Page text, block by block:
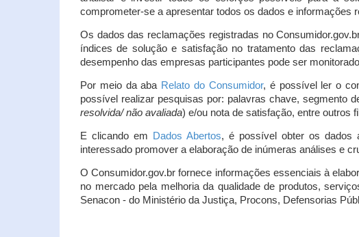
comprometer-se a apresentar todos os dados e informações
Os dados das reclamações registradas no
índices de solução e satisfação no tratamento das
desempenho das empresas participantes pode ser
Por meio da aba Relato do Consumidor, é possível ler o
possível realizar pesquisas por: palavras chave, segmento
resolvida/ não avaliada) e/ou nota de satisfação, entre outros
E clicando em Dados Abertos, é possível obter os dados
interessado promover a elaboração de inúmeras análises e
O Consumidor.gov.br fornece informações essenciais à
no mercado pela melhoria da qualidade de produtos,
Senacon - do Ministério da Justiça, Procons, Defensorias